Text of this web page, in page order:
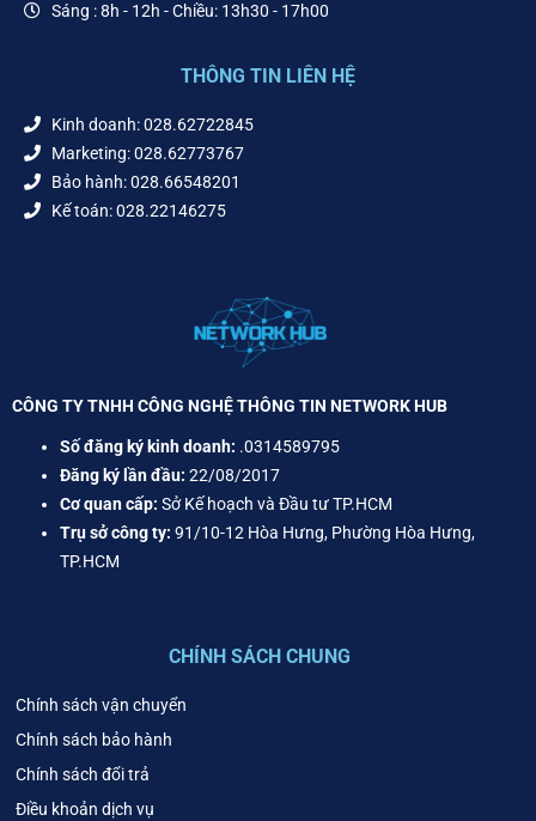
Sáng : 8h - 12h - Chiều: 13h30 - 17h00
THÔNG TIN LIÊN HỆ
Kinh doanh: 028.62722845
Marketing: 028.62773767
Bảo hành: 028.66548201
Kế toán: 028.22146275
CÔNG TY TNHH CÔNG NGHỆ THÔNG TIN NETWORK HUB
Số đăng ký kinh doanh: .0314589795
Đăng ký lần đầu: 22/08/2017
Cơ quan cấp: Sở Kế hoạch và Đầu tư TP.HCM
Trụ sở công ty: 91/10-12 Hòa Hưng, Phường Hòa Hưng,
TP.HCM
CHÍNH SÁCH CHUNG
Chính sách vận chuyển
Chính sách bảo hành
Chính sách đổi trả
Điều khoản dịch vụ